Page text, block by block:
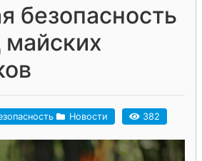
безопасность
майских
Новости 382